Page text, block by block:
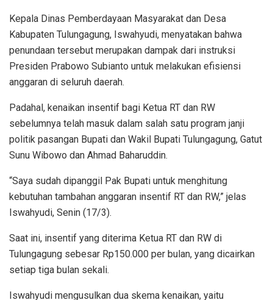
Kepala Dinas Pemberdayaan Masyarakat dan Desa
Kabupaten Tulungagung, Iswahyudi, menyatakan bahwa
penundaan tersebut merupakan dampak dari instruksi
Presiden Prabowo Subianto untuk melakukan efisiensi
anggaran di seluruh daerah.
Padahal, kenaikan insentif bagi Ketua RT dan RW
sebelumnya telah masuk dalam salah satu program janji
politik pasangan Bupati dan Wakil Bupati Tulungagung, Gatut
Sunu Wibowo dan Ahmad Baharuddin.
“Saya sudah dipanggil Pak Bupati untuk menghitung
kebutuhan tambahan anggaran insentif RT dan RW,” jelas
Iswahyudi, Senin (17/3).
Saat ini, insentif yang diterima Ketua RT dan RW di
Tulungagung sebesar Rp150.000 per bulan, yang dicairkan
setiap tiga bulan sekali.
Iswahyudi mengusulkan dua skema kenaikan, yaitu